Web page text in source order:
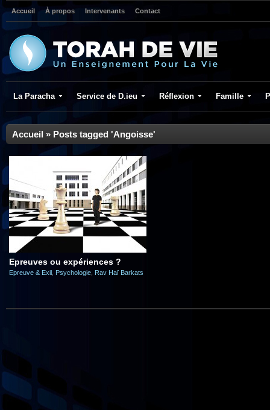
Accueil À propos Intervenants Contact
La Paracha Service de D.ieu Réflexion Famille
Accueil » Posts tagged 'Angoisse'
Epreuves ou expériences ?
Epreuve & Exil Psychologie Rav Haï Barkats